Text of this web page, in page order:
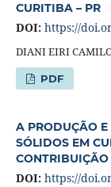
CURITIBA – PR
DOI: https://
DIANI EIRI
PDF
A PRODUÇÃO E
SÓLIDOS EM
DOI: https://